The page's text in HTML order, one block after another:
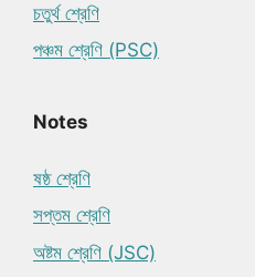
চতুর্থ শ্রেণি
পঞ্চম শ্রেণি (PSC)
Notes
ষষ্ঠ শ্রেণি
সপ্তম শ্রেণি
অষ্টম শ্রেণি (JSC)